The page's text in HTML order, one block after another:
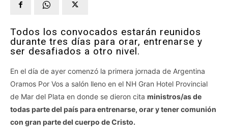
Todos los convocados estarán reunidos
durante tres días para orar, entrenarse y
ser desafiados a otro nivel.
En el día de ayer comenzó la primera jornada de Argentina
Oramos Por Vos a salón lleno en el NH Gran Hotel Provincial
de Mar del Plata en donde se dieron cita ministros/as de
todas parte del país para entrenarse, orar y tener comunión
con gran parte del cuerpo de Cristo.